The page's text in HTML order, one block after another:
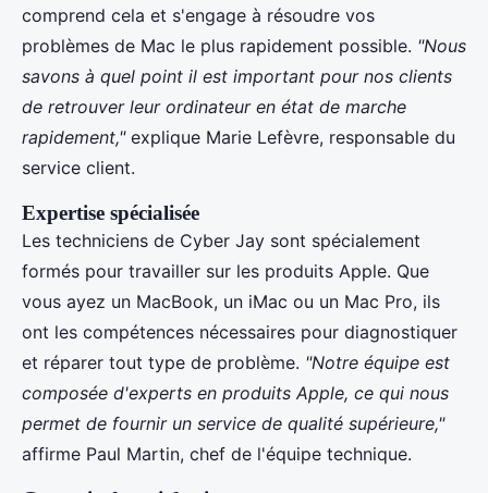
comprend cela et s'engage à résoudre vos
problèmes de Mac le plus rapidement possible. "Nous
savons à quel point il est important pour nos clients
de retrouver leur ordinateur en état de marche
rapidement,"explique Marie Lefèvre, responsable du
service client.
Expertise spécialisée
Les techniciens de Cyber Jay sont spécialement
formés pour travailler sur les produits Apple. Que
vous ayez un MacBook, un iMac ou un Mac Pro, ils
ont les compétences nécessaires pour diagnostiquer
et réparer tout type de problème. "Notre équipe est
composée d'experts en produits Apple, ce qui nous
permet de fournir un service de qualité supérieure,"
affirme Paul Martin, chef de l'équipe technique.